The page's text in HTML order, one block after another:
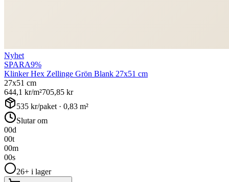
Nyhet
SPARA9%
Klinker Hex Zellinge Grön Blank 27x51 cm
27x51 cm
644,1 kr/m²705,85 kr
535 kr/paket · 0,83 m²
Slutar om
00d
00t
00m
00s
26+ i lager